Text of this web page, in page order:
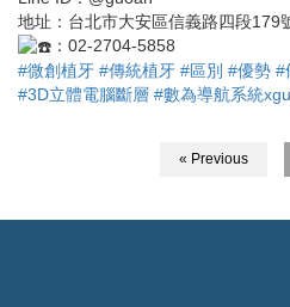
地址：台北市大安區信義路四段179
：02-2704-5858
#微創植牙 #傳統植牙 #區別 #優勢 #
#3D立體電腦斷層 #數為導航系統
« Previous